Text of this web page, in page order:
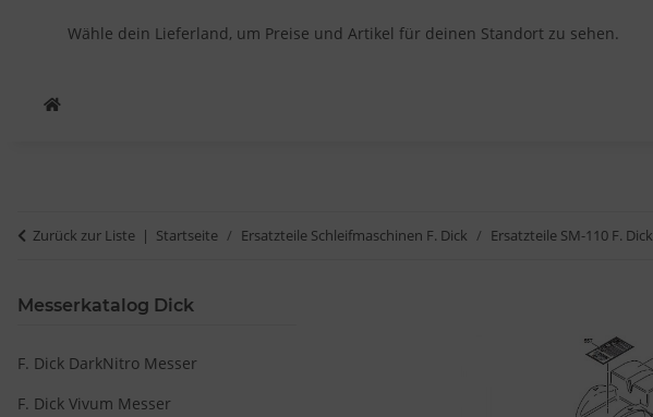
Wähle dein Lieferland, um Preise und Artikel für deinen Standort zu sehen.
Zurück zur Liste Startseite Ersatzteile Schleifmaschinen F. Dick Ersatzteile SM-110 F. Dick
Messerkatalog Dick
F. Dick DarkNitro Messer
F. Dick Vivum Messer